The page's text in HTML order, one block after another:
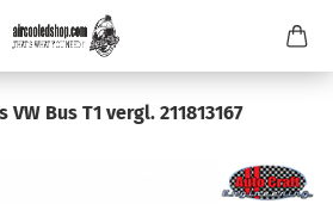
Bus T1 vergl. 211813167